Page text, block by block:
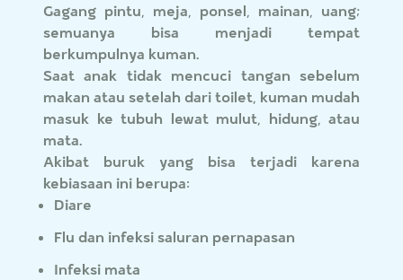
Gagang pintu, meja, ponsel, mainan, uang;
semuanya bisa menjadi tempat
berkumpulnya kuman.
Saat anak tidak mencuci tangan sebelum
makan atau setelah dari toilet, kuman mudah
masuk ke tubuh lewat mulut, hidung, atau
mata.
Akibat buruk yang bisa terjadi karena
kebiasaan ini berupa:
Diare
Flu dan infeksi saluran pernapasan
Infeksi mata